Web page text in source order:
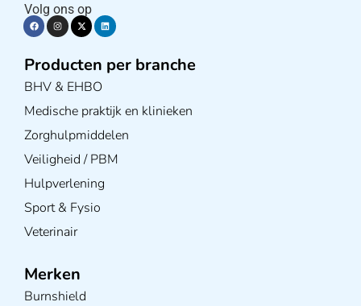
Volg ons op
Producten per branche
BHV & EHBO
Medische praktijk en klinieken
Zorghulpmiddelen
Veiligheid / PBM
Hulpverlening
Sport & Fysio
Veterinair
Merken
Burnshield